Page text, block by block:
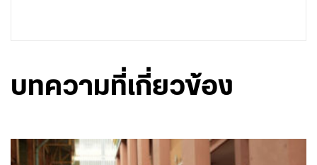
บทความที่เกี่ยวข้อง